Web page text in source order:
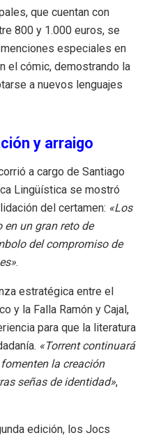
que cuentan con
800 y 1.000 euros, se
especiales en
el cómic, demostrando la
a nuevos lenguajes
y arraigo
a cargo de Santiago
Lingüística se mostró
del certamen: «Los
un gran reto de
del compromiso de
.
estratégica entre el
y la Falla Ramón y Cajal,
para que la literatura
«Torrent continuará
la creación
señas de identidad»,
edición, los Jocs